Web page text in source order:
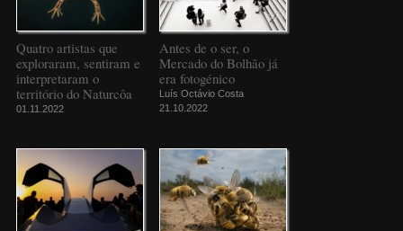
Quatro artistas que
exploraram, sentiram e
interpretaram o
território do Naturcôa
01.11.2022
Antes de o ser, o
Mercado do Bolhão já
era fotogénico
Luís Octávio Costa
21.10.2022